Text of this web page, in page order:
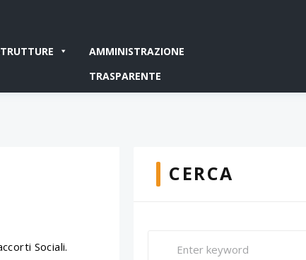
AMMINISTRAZIONE
TRASPARENTE
Sociali.
CERCA